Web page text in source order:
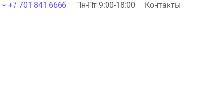
+7 701 841 6666 Пн-Пт 9:00-18:00 Контакты